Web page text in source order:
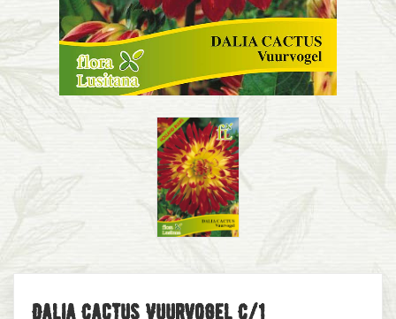
Dalia Cactus Vuurvogel C/1